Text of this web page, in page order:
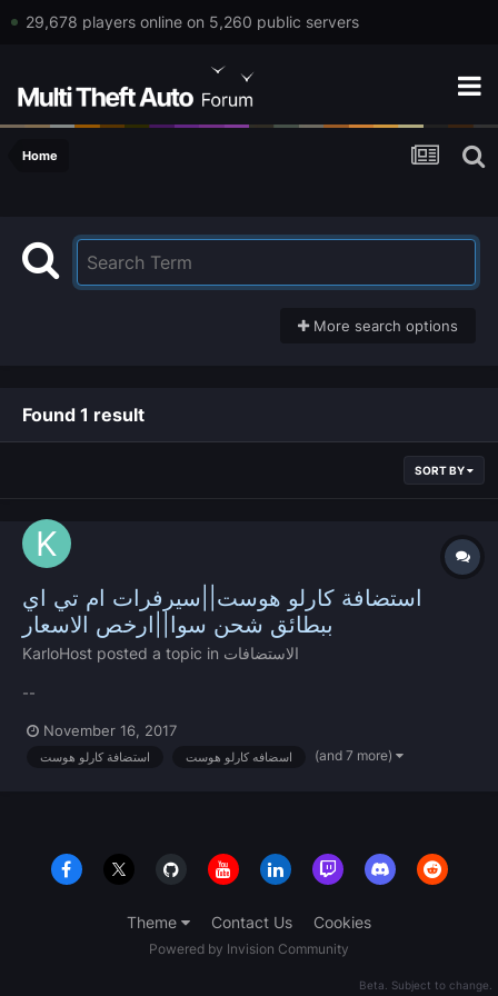
29,678 players online on 5,260 public servers
Home
More search options
Found 1 result
SORT BY
استضافة كارلو هوست||سيرفرات ام تي اي
ببطائق شحن سوا||ارخص الاسعار
KarloHost posted a topic in الاستضافات
--
November 16, 2017
استضافة كارلو هوست اسضافه كارلو هوست (and 7 more)
Beta. Subject to change.
Theme Contact Us Cookies
Powered by Invision Community